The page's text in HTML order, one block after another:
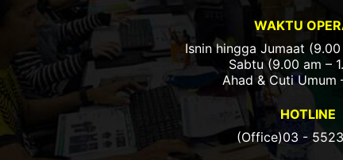
WAKTU
Isnin hingga Jumaat
Sabtu (9.00 am –
Ahad & Cuti Umum
HOTLINE
(Office)03 -